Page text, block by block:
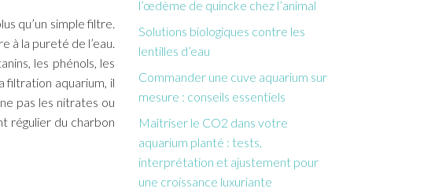
qu’un simple filtre.
à la pureté de l’eau.
les phénols, les
filtration aquarium, il
pas les nitrates ou
régulier du charbon
l’œdème de quincke chez l’animal
Solutions biologiques contre les
lentilles d’eau
Commander une cuve aquarium sur
mesure : conseils essentiels
Maîtriser le CO2 dans votre
aquarium planté : tests,
interprétation et ajustement pour
une croissance luxuriante